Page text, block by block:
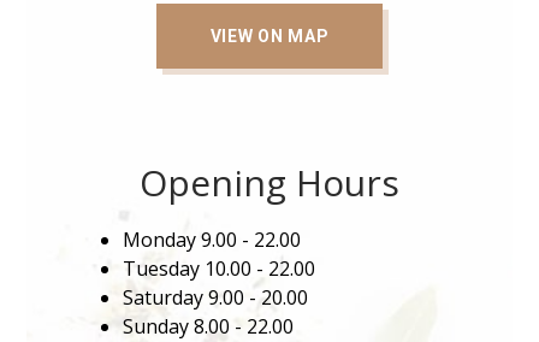
VIEW ON MAP
Opening Hours
Monday9.00 - 22.00
Tuesday 10.00 - 22.00
Saturday9.00 - 20.00
Sunday8.00 - 22.00